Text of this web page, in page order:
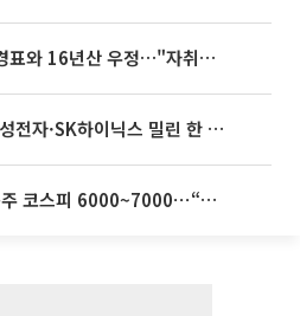
'나혼산' 류혜영, 고경표와 16년산 우정…"자취방서 부모님과 마주쳐"
[베스트&워스트] 삼성전자·SK하이닉스 밀린 한 주…상상인증권은 85% 급등
[주간증시전망] 다음주 코스피 6000~7000⋯“外人 수급은 정책이 변수”